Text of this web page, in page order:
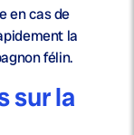
en cas de
la
félin.
sur la